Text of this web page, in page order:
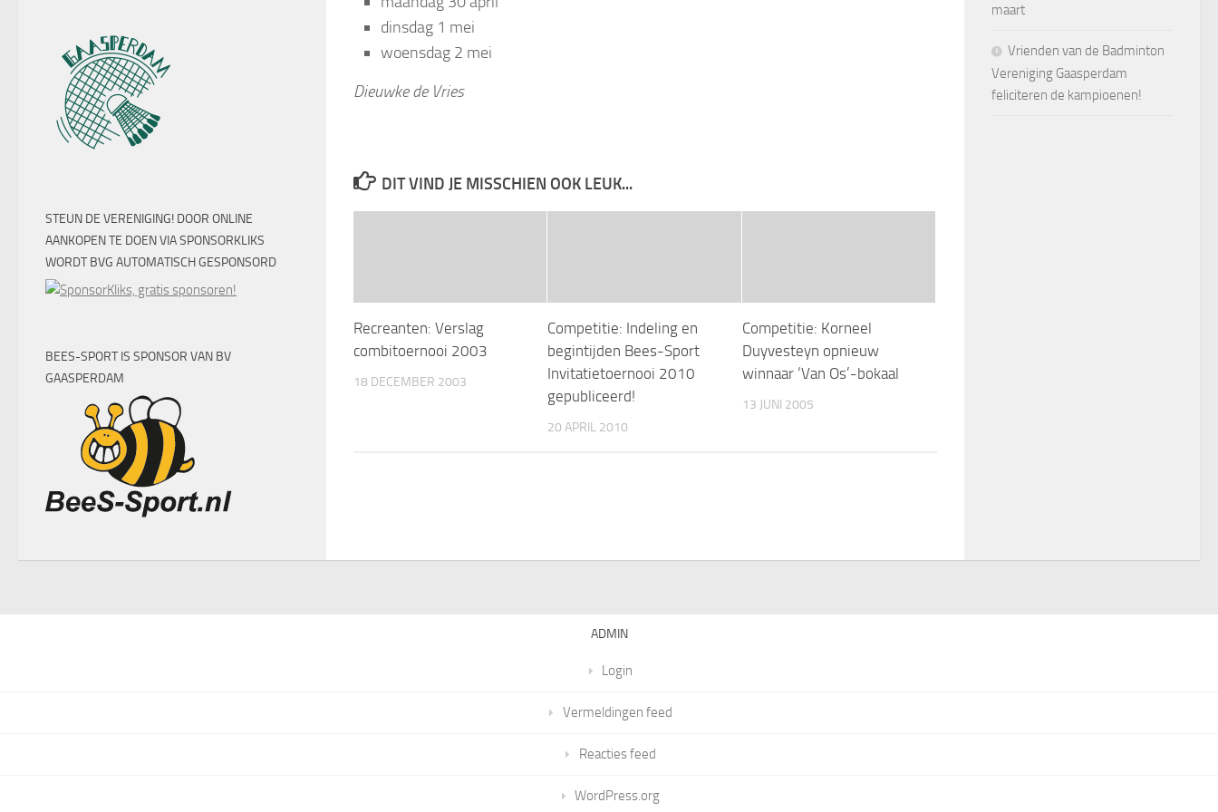
dinsdag 1 mei
woensdag 2 mei
Dieuwke de Vries
DIT VIND JE MISSCHIEN OOK LEUK...
Recreanten: Verslag
combitoernooi 2003
18 DECEMBER 2003
Competitie: Indeling en
begintijden Bees-Sport
Invitatietoernooi 2010
gepubliceerd!
20 APRIL 2010
Competitie: Korneel
Duyvesteyn opnieuw
winnaar ‘Van Os’-bokaal
13 JUNI 2005
STEUN DE VERENIGING! DOOR ONLINE
AANKOPEN TE DOEN VIA SPONSORKLIKS
WORDT BVG AUTOMATISCH GESPONSORD
BEES-SPORT IS SPONSOR VAN BV
GAASPERDAM
maart
Vrienden van de Badminton
Vereniging Gaasperdam
feliciteren de kampioenen!
ADMIN
Login
Vermeldingen feed
Reacties feed
WordPress.org